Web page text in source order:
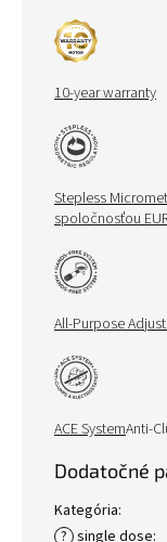
10-year warranty
Stepless
spoločnosťou
All-Purpose
ACE SystemAnti-
Dodatočné
Kategória:
? single dose: